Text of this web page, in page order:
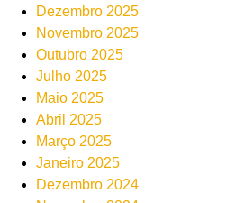
Dezembro 2025
Novembro 2025
Outubro 2025
Julho 2025
Maio 2025
Abril 2025
Março 2025
Janeiro 2025
Dezembro 2024